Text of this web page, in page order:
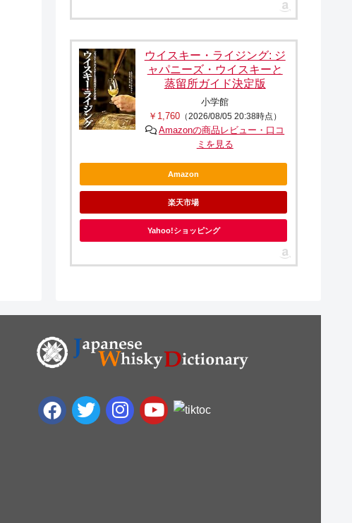
ウイスキー・ライジング: ジ
ャパニーズ・ウイスキーと
蒸留所ガイド決定版
小学館
￥1,760 （2026/08/05 20:38時点）
Amazonの商品レビュー・口コ
ミを見る
Amazon
楽天市場
Yahoo!ショッピング